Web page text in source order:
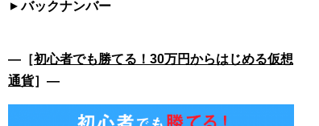
バックナンバー
―［初心者でも勝てる！30万円からはじめる仮想
通貨］―